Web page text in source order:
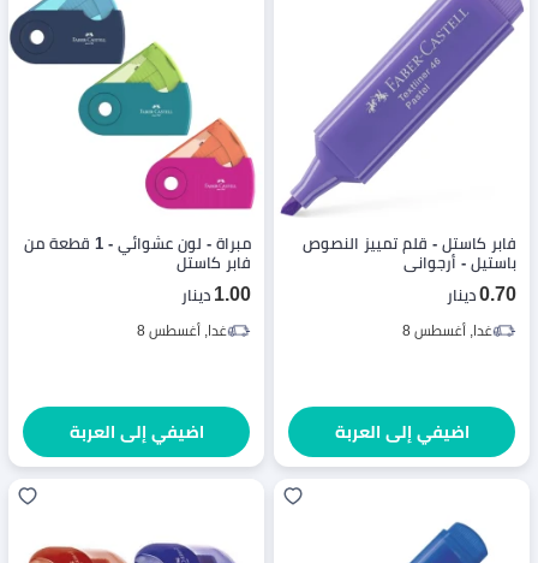
فابر كاستل - قلم تمييز النصوص
باستيل - أرجواني
0.70 دينار
غدا, أغسطس 8
اضيفي إلى العربة
مبراة - لون عشوائي - 1 قطعة من
فابر كاستل
1.00 دينار
غدا, أغسطس 8
اضيفي إلى العربة